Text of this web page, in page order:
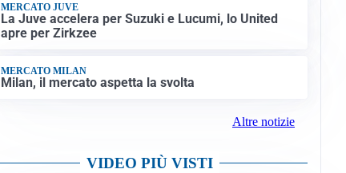
MERCATO JUVE
La Juve accelera per Suzuki e Lucumi, lo United
apre per Zirkzee
MERCATO MILAN
Milan, il mercato aspetta la svolta
Altre notizie
VIDEO PIÙ VISTI